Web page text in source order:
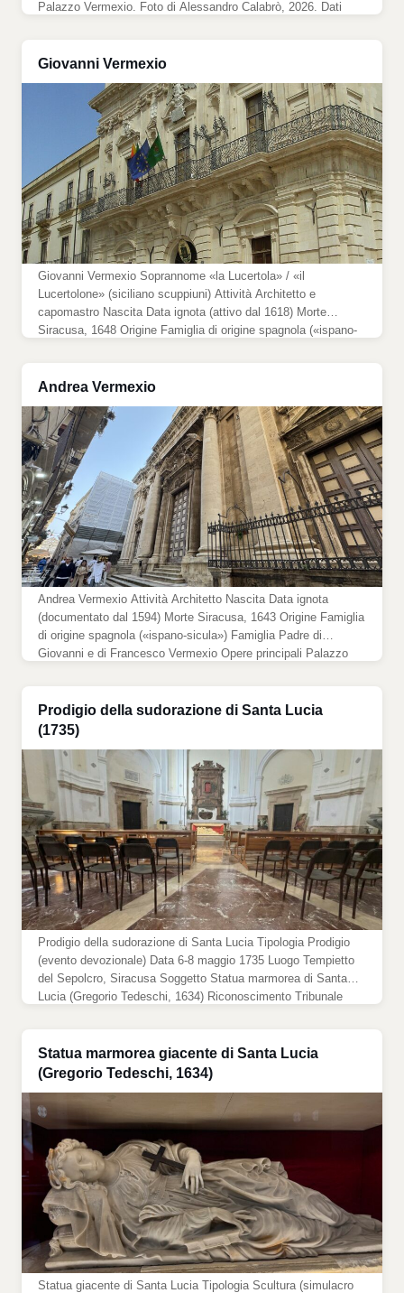
Palazzo Vermexio. Foto di Alessandro Calabrò, 2026. Dati
Duomo, Siracusa […]
Giovanni Vermexio
Giovanni Vermexio Soprannome «la Lucertola» / «il
Lucertolone» (siciliano scuppiuni) Attività Architetto e
capomastro Nascita Data ignota (attivo dal 1618) Morte
Siracusa, 1648 Origine Famiglia di origine spagnola («ispano-
di Francesco Firma Una piccola lucertola scolpita in un angolo
Andrea Vermexio
Andrea Vermexio Attività Architetto Nascita Data ignota
(documentato dal 1594) Morte Siracusa, 1643 Origine Famiglia
di origine spagnola («ispano-sicula») Famiglia Padre di
Giovanni e di Francesco Vermexio Opere principali Palazzo
architetto attivo a Siracusa tra la fine […]
Prodigio della sudorazione di Santa Lucia
(1735)
Prodigio della sudorazione di Santa Lucia Tipologia Prodigio
(evento devozionale) Data 6-8 maggio 1735 Luogo Tempietto
del Sepolcro, Siracusa Soggetto Statua marmorea di Santa
Lucia (Gregorio Tedeschi, 1634) Riconoscimento Tribunale
Statua marmorea giacente di Santa Lucia
(Gregorio Tedeschi, 1634)
Statua giacente di Santa Lucia Tipologia Scultura (simulacro